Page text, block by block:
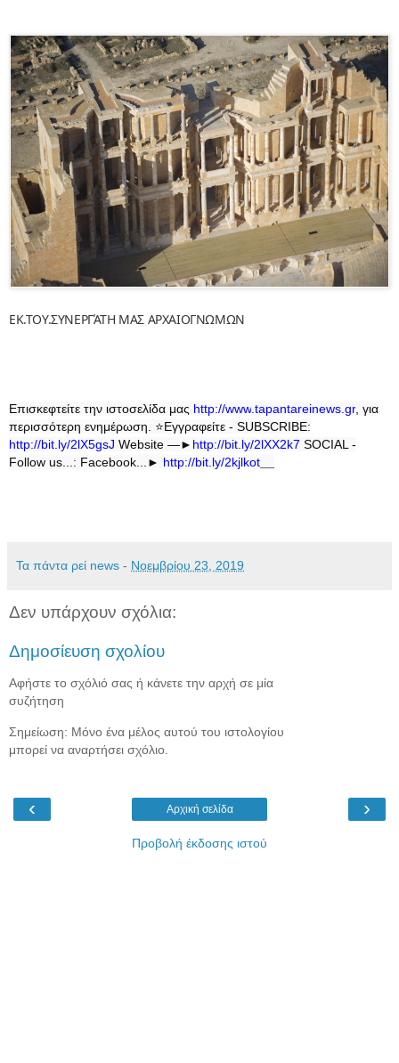
ΕΚ.ΤΟΥ.ΣΥΝΕΡΓΆΤΗ ΜΑΣ ΑΡΧΑΙΟΓΝΩΜΩΝ
Επισκεφτείτε την ιστοσελίδα μας http://www.tapantareinews.gr, για
περισσότερη ενημέρωση. ⭐Εγγραφείτε - SUBSCRIBE:
http://bit.ly/2lX5gsJ Website —► http://bit.ly/2lXX2k7 SOCIAL -
Follow us...: Facebook...► http://bit.ly/2kjlkot
Τα πάντα ρεί news - Νοεμβρίου 23, 2019
Δεν υπάρχουν σχόλια:
Δημοσίευση σχολίου
Αφήστε το σχόλιό σας ή κάνετε την αρχή σε μία
συζήτηση
Σημείωση: Μόνο ένα μέλος αυτού του ιστολογίου
μπορεί να αναρτήσει σχόλιο.
‹ ›
Αρχική σελίδα
Προβολή έκδοσης ιστού